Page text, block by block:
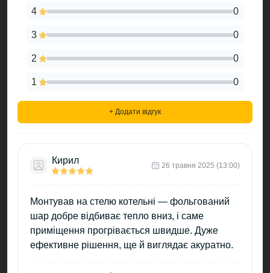
4 0
3 0
2 0
1 0
+ Додати відгук
Кирил 26 травня 2025 (13:00)
Монтував на стелю котельні — фольгований
шар добре відбиває тепло вниз, і саме
приміщення прогрівається швидше. Дуже
ефективне рішення, ще й виглядає акуратно.